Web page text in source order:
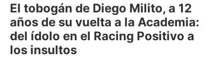
El tobogán de Diego Milito, a 12
años de su vuelta a la Academia:
del ídolo en el Racing Positivo a
los insultos